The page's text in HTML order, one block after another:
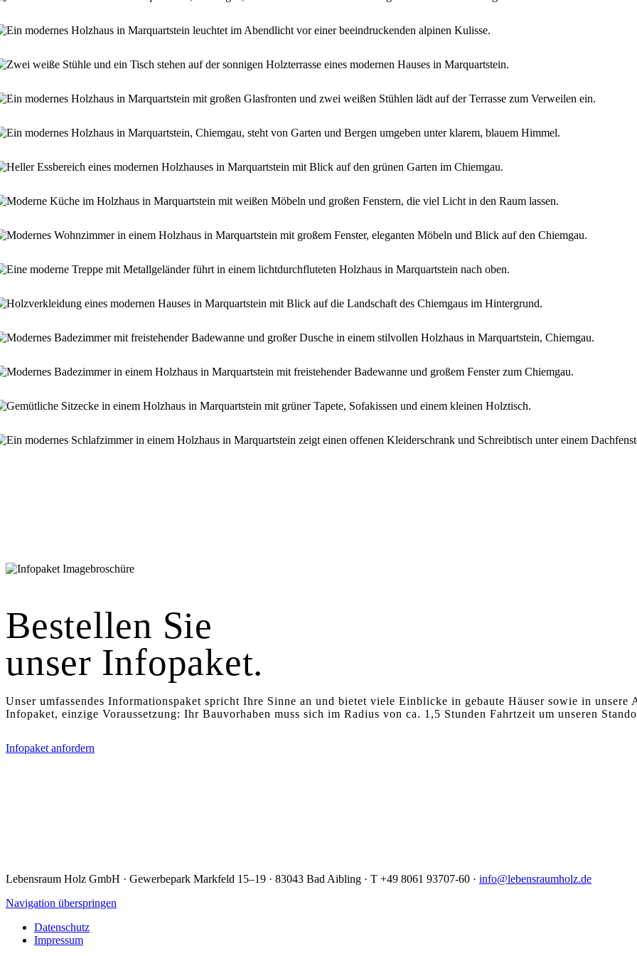
Bestellen Sie
unser Infopaket.
Unser umfassendes Informationspaket spricht Ihre Sinne an und bietet viele Einblicke in gebaute Häuser sowie in
Infopaket, einzige Voraussetzung: Ihr Bauvorhaben muss sich im Radius von ca. 1,5 Stunden Fahrtzeit um unseren
Infopaket anfordern
Lebensraum Holz GmbH · Gewerbepark Markfeld 15–19 · 83043 Bad Aibling · T +49 8061 93707-60 · info@lebensraumholz.de
Navigation überspringen
Datenschutz
Impressum